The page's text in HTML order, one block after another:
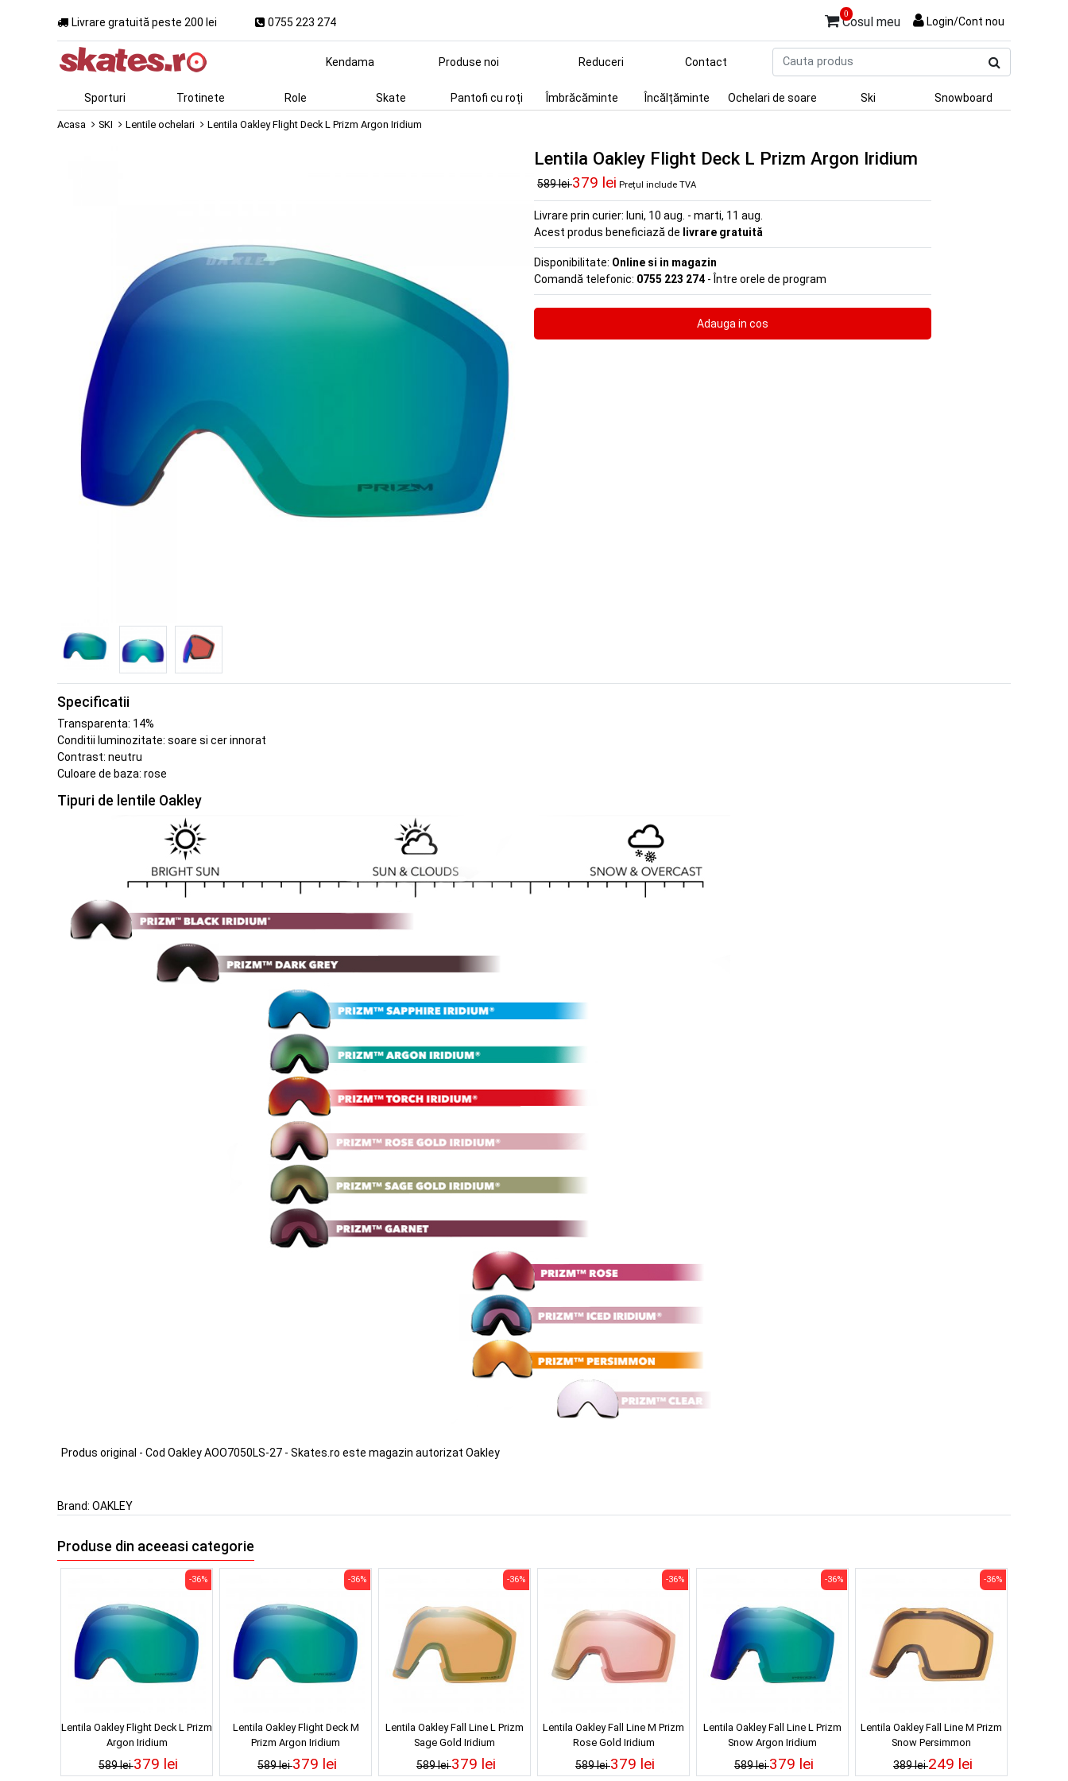
Livrare gratuită peste 200 lei 0755 223 274
0
Cosul meu Login/Cont nou
produs
Kendama Produse noi Reduceri Contact
Sporturi Trotinete Role Skate Pantofi cu roți Îmbrăcăminte Încălțăminte Ochelari de soare Ski Snowboard
Acasa SKI Lentile ochelari Lentila Oakley Flight Deck L Prizm Argon Iridium
Lentila Oakley Flight Deck L Prizm Argon Iridium
589 lei379 lei Prețul include TVA
Livrare prin curier: luni, 10 aug. - marti, 11 aug.
Acest produs beneficiază de livrare gratuită
Disponibilitate: Online si in magazin
Comandă telefonic: 0755 223 274 - Între orele de program
Specificatii
Transparenta: 14%
Conditii luminozitate: soare si cer innorat
Contrast: neutru
Culoare de baza: rose
Tipuri de lentile Oakley
Produs original - Cod Oakley AOO7050LS-27 - Skates.ro este magazin autorizat Oakley
Brand: OAKLEY
Produse din aceeasi categorie
Lentila Oakley Flight Deck L Prizm
Argon Iridium
589 lei
-36%
379 lei
Lentila Oakley Flight Deck M
Prizm Argon Iridium
589 lei
-36%
379 lei
Lentila Oakley Fall Line L Prizm
Sage Gold Iridium
589 lei
-36%
379 lei
Lentila Oakley Fall Line M Prizm
Rose Gold Iridium
589 lei
-36%
379 lei
Lentila Oakley Fall Line L Prizm
Snow Argon Iridium
589 lei
-36%
379 lei
Lentila Oakley Fall Line M Prizm
Snow Persimmon
389 lei
-36%
249 lei